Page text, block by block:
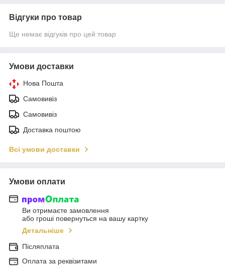
Відгуки про товар
Ще немає відгуків про цей товар
Умови доставки
Нова Пошта
Самовивіз
Самовивіз
Доставка поштою
Всі умови доставки
Умови оплати
Ви отримаєте замовлення
або гроші повернуться на вашу картку
Детальніше
Післяплата
Оплата за реквізитами